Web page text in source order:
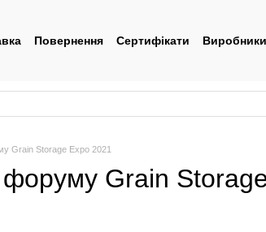
Повернення Сертифікати Виробники
Grain Storage Expo 2021
форуму Grain